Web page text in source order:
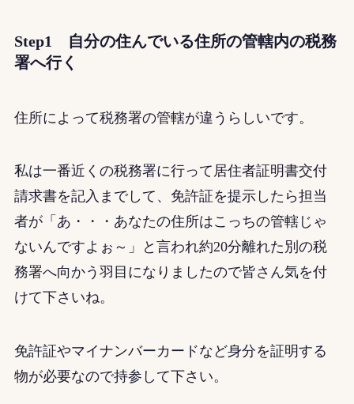
Step1 自分の住んでいる住所の管轄内の税務
署へ行く
住所によって税務署の管轄が違うらしいです。
私は一番近くの税務署に行って居住者証明書交付
請求書を記入までして、免許証を提示したら担当
者が「あ・・・あなたの住所はこっちの管轄じゃ
ないんですよぉ～」と言われ約20分離れた別の税
務署へ向かう羽目になりましたので皆さん気を付
けて下さいね。
免許証やマイナンバーカードなど身分を証明する
物が必要なので持参して下さい。